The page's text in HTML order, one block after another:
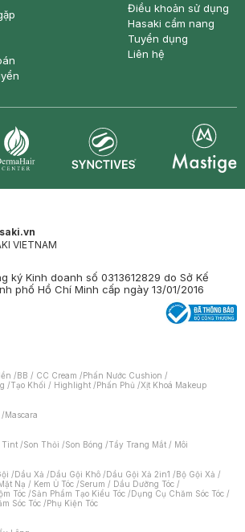
Điều khoản sử dụng
Hasaki cẩm nang
Tuyển dụng
Liên hệ
VIETNAM
ký Kinh doanh số 0313612829 do Sở Kế
phố Hồ Chí Minh cấp ngày 13/01/2016
/BB / CC Cream /Phấn Nước Cushion /
/Tạo Khối / Highlight /Phấn Phủ /Xịt Khoá Makeup
/Mascara
Tint /Son Thỏi /Son Bóng /Tẩy Trang Mắt / Môi
/Dầu Xả /Dầu Gội Khô /Dầu Gội Xả 2in1 /Bộ Gội Xả /
Nạ / Kem Ủ Tóc /Serum / Dầu Dưỡng Tóc /
Tóc /Sản Phẩm Tạo Kiểu Tóc /Dụng Cụ Chăm Sóc Tóc /
Sóc Tóc /Phụ Kiện Tóc